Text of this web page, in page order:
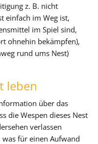
z. B. nicht
einfach im Weg ist,
im Spiel sind,
ohnehin bekämpfen),
rund ums Nest)
leben
über das
die Wespen dieses Nest
verlassen
für einen Aufwand